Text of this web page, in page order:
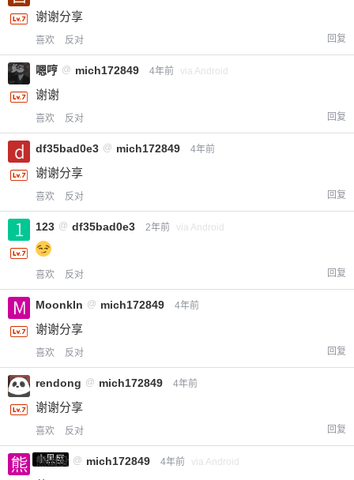
¥
谢谢分享
喜欢 反对 回复
嗯哼 @ mich172849 4年前 via Android
谢谢
喜欢 反对 回复
df35bad0e3 @ mich172849 4年前
谢谢分享
喜欢 反对 回复
123 @ df35bad0e3 2年前 via Android
喜欢 反对 回复
MoonkIn @ mich172849 4年前
谢谢分享
喜欢 反对 回复
rendong @ mich172849 4年前
谢谢分享
喜欢 反对 回复
小黑屋
熊出没 @ mich172849 4年前 via Android